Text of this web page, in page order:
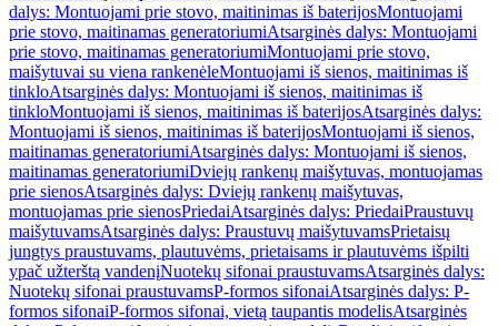
dalys: Montuojami prie stovo, maitinimas iš baterijosMontuojami
prie stovo, maitinamas generatoriumiAtsarginės dalys: Montuojami
prie stovo, maitinamas generatoriumiMontuojami prie stovo,
maišytuvai su viena rankenėleMontuojami iš sienos, maitinimas iš
tinkloAtsarginės dalys: Montuojami iš sienos, maitinimas iš
tinkloMontuojami iš sienos, maitinimas iš baterijosAtsarginės dalys:
Montuojami iš sienos, maitinimas iš baterijosMontuojami iš sienos,
maitinamas generatoriumiAtsarginės dalys: Montuojami iš sienos,
maitinamas generatoriumiDviejų rankenų maišytuvas, montuojamas
prie sienosAtsarginės dalys: Dviejų rankenų maišytuvas,
montuojamas prie sienosPriedaiAtsarginės dalys: PriedaiPraustuvų
maišytuvamsAtsarginės dalys: Praustuvų maišytuvamsPrietaisų
jungtys praustuvams, plautuvėms, prietaisams ir plautuvėms išpilti
ypač užterštą vandenįNuotekų sifonai praustuvamsAtsarginės dalys:
Nuotekų sifonai praustuvamsP-formos sifonaiAtsarginės dalys: P-
formos sifonaiP-formos sifonai, vietą taupantis modelisAtsarginės